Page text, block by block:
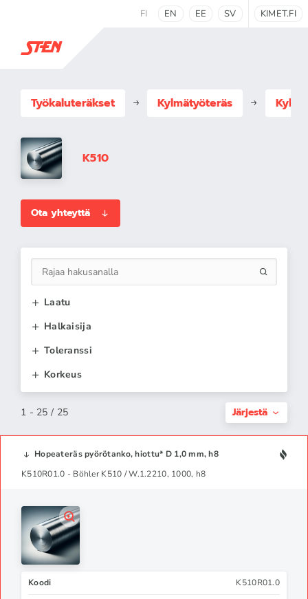
FI EN EE SV KIMET.FI
Työkaluteräkset Kylmätyöteräs
K510
Ota yhteyttä
Laatu
Halkaisija
Toleranssi
Korkeus
1 - 25 / 25 Järjestä
Hopeateräs pyörötanko, hiottu* D 1,0 mm, h8
K510R01.0 - Böhler K510 / W.1.2210, 1000, h8
Koodi K510R01.0